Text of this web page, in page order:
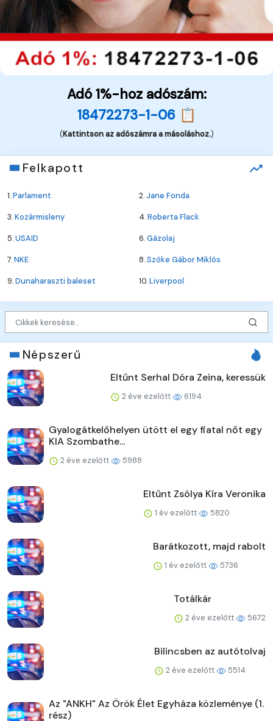
Adó 1%-hoz adószám:
18472273-1-06 📋
(Kattintson az adószámra a másoláshoz.)
Felkapott
1.Parlament 2.Jane Fonda
3.Kozármisleny 4.Roberta Flack
5.USAID 6.Gázolaj
7.NKE 8.Szőke Gábor Miklós
9.Dunaharaszti baleset 10.Liverpool
Népszerű
Eltűnt Serhal Dóra Zeina, keressük
2 éve ezelőtt 6194
Gyalogátkelőhelyen ütött el egy fiatal nőt egy
KIA Szombathe...
2 éve ezelőtt 5988
Eltűnt Zsólya Kíra Veronika
1 év ezelőtt 5820
Barátkozott, majd rabolt
1 év ezelőtt 5736
Totálkár
2 éve ezelőtt 5672
Bilincsben az autótolvaj
2 éve ezelőtt 5514
Az "ANKH" Az Örök Élet Egyháza közleménye (1.
rész)